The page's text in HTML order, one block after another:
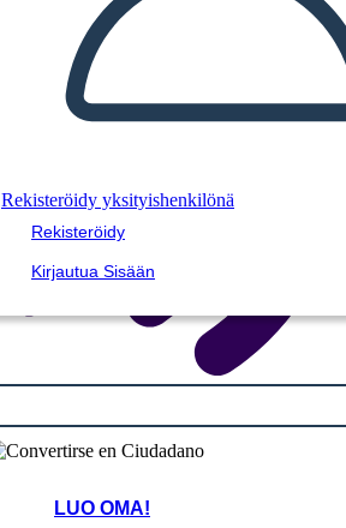
Rekisteröidy yksityishenkilönä
Rekisteröidy
Kirjautua Sisään
LUO OMA!